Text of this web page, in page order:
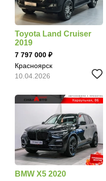
Toyota Land Cruiser
2019
7 797 000
Красноярск
10.04.2026
BMW X5 2020